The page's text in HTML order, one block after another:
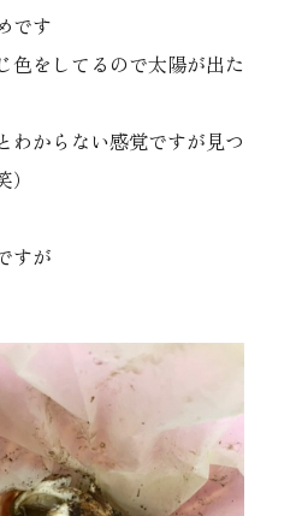
です
色をしてるので太陽が出た
わからない感覚ですが見つ
すが